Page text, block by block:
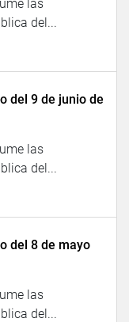
las
del...
del 9 de junio de
las
del...
del 8 de mayo
las
del...